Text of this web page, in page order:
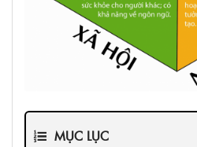
MỤC LỤC